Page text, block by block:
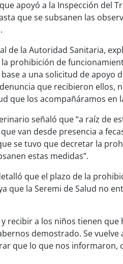
apoyó a la Inspección del
que se subsanen las
de la Autoridad Sanitaria,
prohibición de
a una solicitud de apoyo
que recibieron ellos,
que los acompañáramos en
señaló que “a raíz de
van desde presencia a
se tuvo que decretar la
estas medidas”.
que el plazo de la
que la Seremi de Salud no
recibir a los niños tienen que
demostrado. Se vuelve
que lo que nos informaron,